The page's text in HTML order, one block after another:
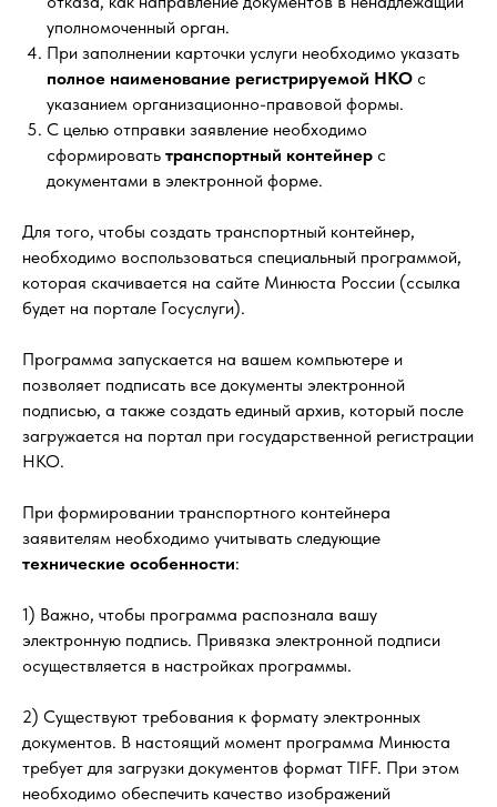
уполномоченный орган.
При заполнении карточки услуги необходимо указать
полное наименование регистрируемой НКО с
указанием организационно-правовой формы.
С целью отправки заявление необходимо
сформировать транспортный контейнер с
документами в электронной форме.
Для того, чтобы создать транспортный контейнер,
необходимо воспользоваться специальный программой,
которая скачивается на сайте Минюста России (ссылка
будет на портале Госуслуги).
Программа запускается на вашем компьютере и
позволяет подписать все документы электронной
подписью, а также создать единый архив, который после
загружается на портал при государственной регистрации
НКО.
При формировании транспортного контейнера
заявителям необходимо учитывать следующие
технические особенности:
1) Важно, чтобы программа распознала вашу
электронную подпись. Привязка электронной подписи
осуществляется в настройках программы.
2) Существуют требования к формату электронных
документов. В настоящий момент программа Минюста
требует для загрузки документов формат TIFF. При этом
необходимо обеспечить качество изображений